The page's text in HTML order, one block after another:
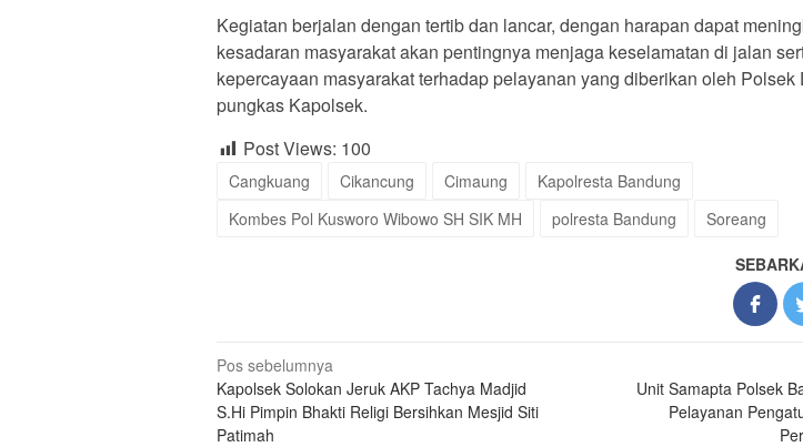
Kegiatan berjalan dengan tertib dan lancar, dengan harapan dapat
kesadaran masyarakat akan pentingnya menjaga keselamatan di jalan
kepercayaan masyarakat terhadap pelayanan yang diberikan oleh Polsek
pungkas Kapolsek.
Post Views: 100
Cangkuang Cikancung Cimaung
Kapolresta Bandung
Kombes Pol Kusworo Wibowo SH SIK MH
polresta Bandung Soreang
Navigasi
pos
Pos sebelumnya
Kapolsek Solokan Jeruk AKP Tachya Madjid
S.Hi Pimpin Bhakti Religi Bersihkan Mesjid Siti
Patimah
Unit Samapta Polsek
Pelayanan